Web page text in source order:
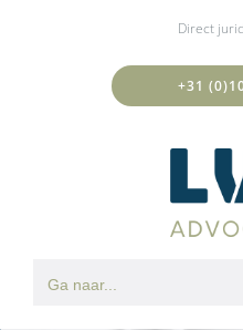
Direct
+31
Ga naar...